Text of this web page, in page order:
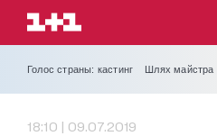
Голос страны: кастинг Шлях майстра
18:10 | 09.07.2019